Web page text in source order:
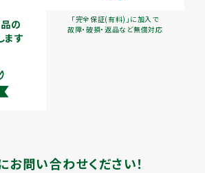
「完全保証(有料)」に加入で
故障・破損・返品など無償対応
の
ます
お問い合わせください！